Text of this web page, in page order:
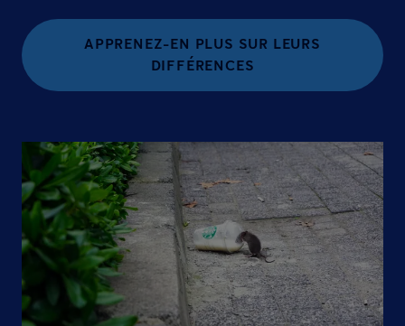
APPRENEZ-EN PLUS SUR LEURS
DIFFÉRENCES